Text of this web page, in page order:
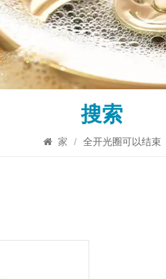
搜索
家 / 全开光圈可以结束